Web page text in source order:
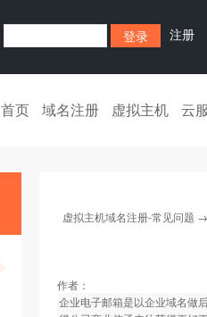
注册
首页 域名注册 虚拟主机 云
虚拟主机域名注册-常见问题
作者：
企业电子邮箱是以企业域名做